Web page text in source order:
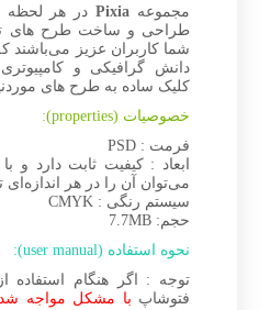
مجموعه Pixia در هر لحظه
طراحی و ساخت طرح های
شما کاربران عزیز می‌باشند
دانش گرافیکی و کامپیوتری
کلیک ساده به طرح های
خصوصیات (properties):
فرمت : PSD
ابعاد : کیفیت ثابت دارد و
می‌توان آن را در هر اندازه‌ای
سیستم رنگی : CMYK
حجم: 7.7MB
نحوه استفاده (user manual):
توجه : اگر هنگام استفاده
فتوشاپ با مشکل مواجه